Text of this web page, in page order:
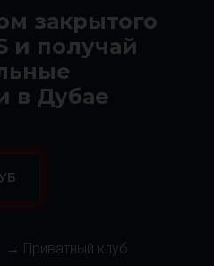
закрытого
и получай
в Дубае
→ Приватный клуб